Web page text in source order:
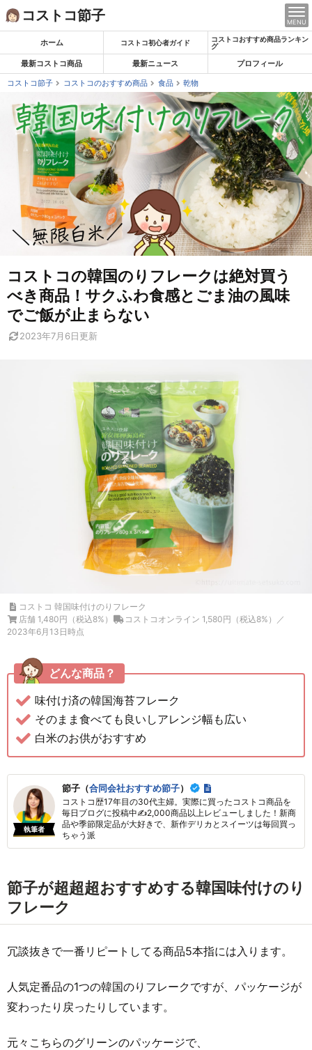
Skip
to
コストコ節子 MENU
ホーム コストコ初心者ガイド
コストコおすすめ商品ランキン
グ
最新コストコ商品 最新ニュース
プロフィール
コストコ節子
コストコのおすすめ商品 食品 乾物
コストコの韓国のりフレークは絶対買う
べき商品！サクふわ食感とごま油の風味
でご飯が止まらない
2023年7月6日更新
コストコ 韓国味付けのりフレーク
店舗 1,480円（税込8%）
コストコオンライン 1,580円（税込8%）／
2023年6月13日時点
どんな商品？
味付け済の韓国海苔フレーク
そのまま食べても良いしアレンジ幅も広い
白米のお供がおすすめ
執筆者
節子（合同会社おすすめ節子）
コストコ歴17年目の30代主婦。実際に買ったコストコ商品を
毎日ブログに投稿中✍2,000商品以上レビューしました！新商
品や季節限定品が大好きで、新作デリカとスイーツは毎回買っ
ちゃう派
節子が超超超おすすめする韓国味付けのり
フレーク
冗談抜きで一番リピートしてる商品5本指には入ります。
人気定番品の1つの韓国のりフレークですが、パッケージが
変わったり戻ったりしています。
元々こちらのグリーンのパッケージで、